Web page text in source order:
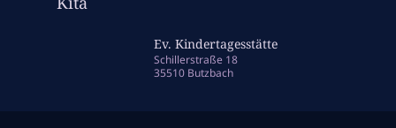
Ev. Kindertagesstätte
Schillerstraße 18
35510 Butzbach